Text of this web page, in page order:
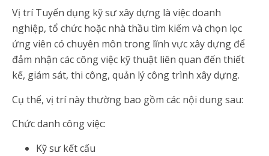
Vị trí Tuyển dụng kỹ sư xây dựng là việc doanh
nghiệp, tổ chức hoặc nhà thầu tìm kiếm và chọn lọc
ứng viên có chuyên môn trong lĩnh vực xây dựng để
đảm nhận các công việc kỹ thuật liên quan đến thiết
kế, giám sát, thi công, quản lý công trình xây dựng.
Cụ thể, vị trí này thường bao gồm các nội dung sau:
Chức danh công việc:
Kỹ sư kết cấu